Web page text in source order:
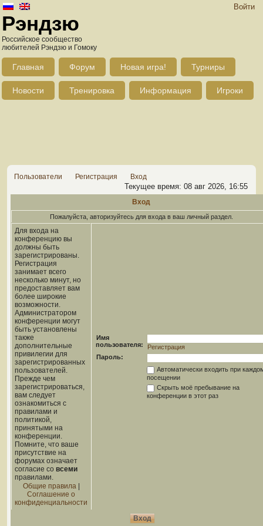
Войти
Рэндзю
Российское сообщество
любителей Рэндзю и Гомоку
Главная Форум Новая игра! Турниры
Новости Тренировка Информация Игроки
Пользователи Регистрация Вход
Текущее время: 08 авг 2026, 16:55
Вход
Пожалуйста, авторизуйтесь для входа в ваш личный раздел.
Для входа на
конференцию вы
должны быть
зарегистрированы.
Регистрация
занимает всего
несколько минут, но
предоставляет вам
более широкие
возможности.
Администратором
конференции могут
быть установлены
также
дополнительные
привилегии для
зарегистрированных
пользователей.
Прежде чем
зарегистрироваться,
вам следует
ознакомиться с
правилами и
политикой,
принятыми на
конференции.
Помните, что ваше
присутствие на
форумах означает
согласие со всеми
правилами.
Общие правила|
Соглашение о
конфиденциальности
Имя
пользователя:
Регистрация
Пароль:
Автоматически входить при
посещении
Скрыть моё пребывание на
конференции в этот раз